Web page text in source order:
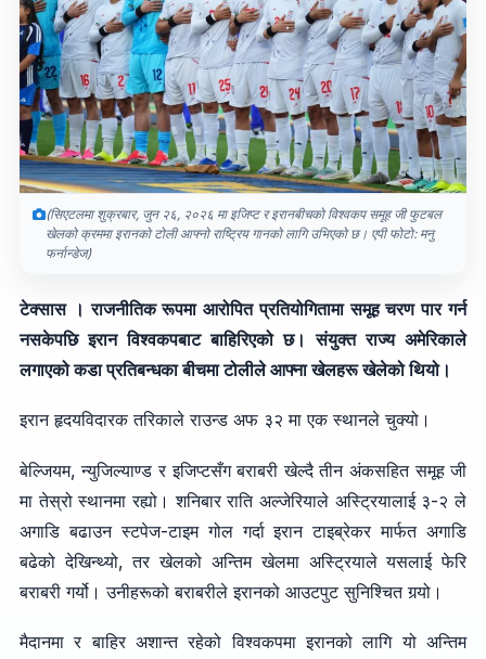
(सिएटलमा शुक्रबार, जुन २६, २०२६ मा इजिप्ट र इरानबीचको विश्वकप समूह जी फुटबल
खेलको क्रममा इरानको टोली आफ्नो राष्ट्रिय गानको लागि उभिएको छ। एपी फोटो: मनु
फर्नान्डेज)
टेक्सास । राजनीतिक रूपमा आरोपित प्रतियोगितामा समूह चरण पार गर्न
नसकेपछि इरान विश्वकपबाट बाहिरिएको छ। संयुक्त राज्य अमेरिकाले
लगाएको कडा प्रतिबन्धका बीचमा टोलीले आफ्ना खेलहरू खेलेको थियो।
इरान हृदयविदारक तरिकाले राउन्ड अफ ३२ मा एक स्थानले चुक्यो।
बेल्जियम, न्युजिल्याण्ड र इजिप्टसँग बराबरी खेल्दै तीन अंकसहित समूह जी
मा तेस्रो स्थानमा रह्यो। शनिबार राति अल्जेरियाले अस्ट्रियालाई ३-२ ले
अगाडि बढाउन स्टपेज-टाइम गोल गर्दा इरान टाइब्रेकर मार्फत अगाडि
बढेको देखिन्थ्यो, तर खेलको अन्तिम खेलमा अस्ट्रियाले यसलाई फेरि
बराबरी गर्यो। उनीहरूको बराबरीले इरानको आउटपुट सुनिश्चित गर्‍यो।
मैदानमा र बाहिर अशान्त रहेको विश्वकपमा इरानको लागि यो अन्तिम